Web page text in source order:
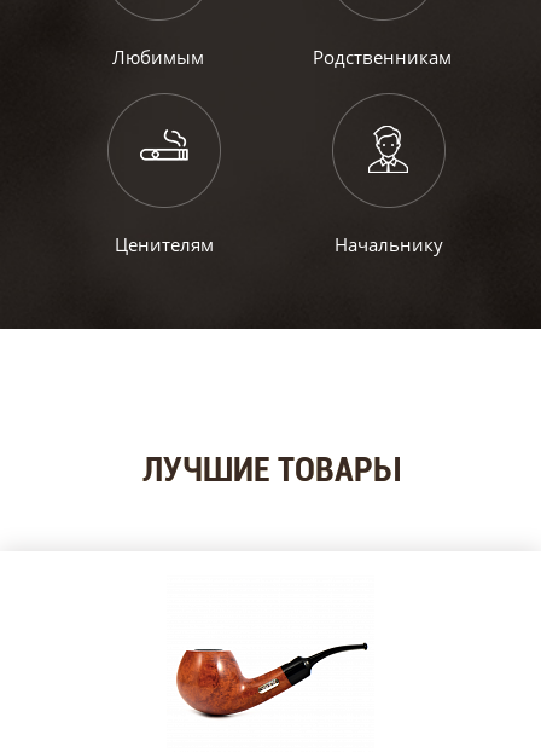
Любимым Родственникам
Ценителям Начальнику
ЛУЧШИЕ ТОВАРЫ